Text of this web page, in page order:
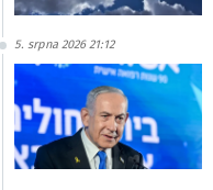
5. srpna 2026 21:12